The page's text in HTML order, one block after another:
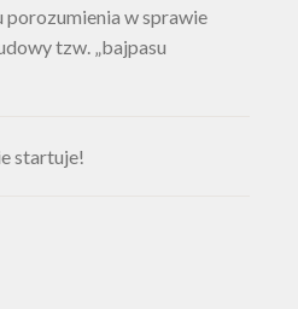
w sprawie
tzw. „bajpasu
startuje!